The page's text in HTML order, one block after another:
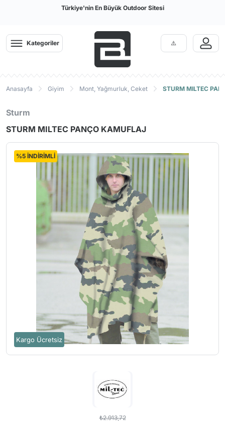
Türkiye'nin En Büyük Outdoor Sitesi
Kategoriler
Anasayfa Giyim Mont, Yağmurluk, Ceket STURM MILTEC
Sturm
STURM MILTEC PANÇO KAMUFLAJ
Kargo Ücretsiz
%5 İNDİRİMLİ
₺2.913,72